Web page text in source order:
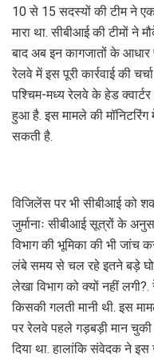
10 से 15 सदस्यों की टीम ने
मारा था. सीबीआई की टीमों ने
बाद अब इन कागजातों के
रेलवे में इस पूरी कार्रवाई की
पश्चिम-मध्य रेलवे के हेड
हुआ है. इस मामले की मॉनिटरिंग
सकती है.
विजिलेंस पर भी सीबीआई को
जुर्मानाः सीबीआई सूत्रों के
विभाग की भूमिका की भी जांच
लंबे समय से चल रहे इतने बड़े
लेखा विभाग को क्यों नहीं
किसकी गलती मानी थी. इस
पर रेलवे पहले गड़बड़ी मान चुकी
दिया था. हालांकि संवेदक ने